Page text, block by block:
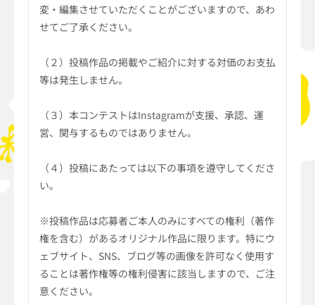
変・編集させていただくことがございますので、あわ
せてご了承ください。
（２）投稿作品の掲載やご紹介に対する対価のお支払
等は発生しません。
（３）本コンテストはInstagramが支援、承認、運
営、関与するものではありません。
（４）投稿にあたっては以下の事項を遵守してくださ
い。
※投稿作品は応募者ご本人のみにすべての権利（著作
権を含む）があるオリジナル作品に限ります。特にウ
ェブサイト、SNS、ブログ等の画像を許可なく使用す
ることは著作権等の権利侵害に該当しますので、ご注
意ください。